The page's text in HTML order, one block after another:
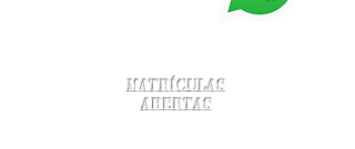
Matrículas
Abertas